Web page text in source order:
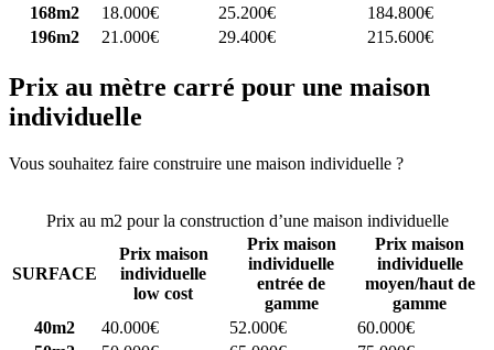
168m2
18.000€ 25.200€
184.800€
196m2
21.000€ 29.400€ 215.600€
Prix au mètre carré pour une maison
individuelle
Vous souhaitez faire construire une maison individuelle ?
Prix au m2 pour la construction d’une maison individuelle
SURFACE
Prix maison
individuelle
low cost
Prix maison
individuelle
entrée de
gamme
Prix maison
individuelle
moyen/haut de
gamme
40m2
40.000€ 52.000€
60.000€